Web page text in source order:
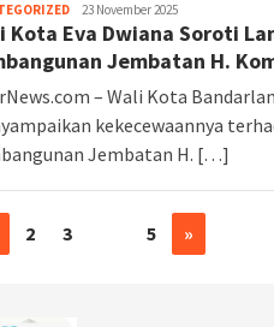
Altarnews
23 November 2025
Kota Eva Dwiana Soroti
Jembatan H.
– Wali Kota
kekecewaannya
Jembatan H. […]
2 3 5 »